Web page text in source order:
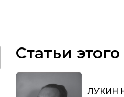
Статьи
ЛУКИН